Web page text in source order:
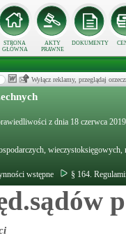
STRONA
GŁÓWNA
AKTY
PRAWNE
DOKUMENTY
Wyłącz reklamy, przeglądaj
z dnia 18 czerwca
wieczystoksięgowych,
wstępne § 164.